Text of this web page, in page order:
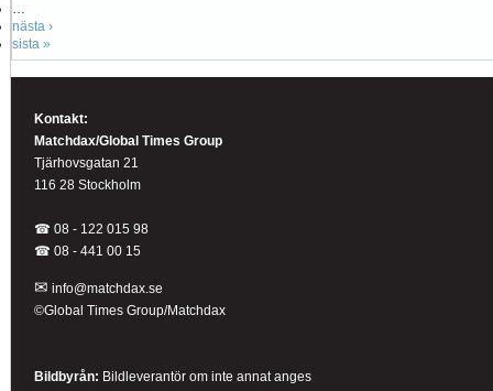
nästa ›
sista »
Kontakt:
Matchdax/Global Times Group
Tjärhovsgatan 21
116 28 Stockholm
☎ 08 - 122 015 98
☎ 08 - 441 00 15
✉ info@matchdax.se
©Global Times Group/Matchdax
Bildbyrån: Bildleverantör om inte annat anges